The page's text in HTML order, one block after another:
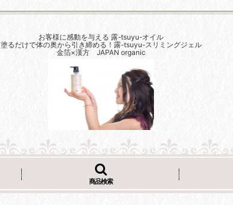
お客様に感動を与える 露-tsuyu-オイル
塗るだけで体の奥から引き締める！露-tsuyu-スリミングジェル
金箔×漢方 JAPAN organic
商品検索